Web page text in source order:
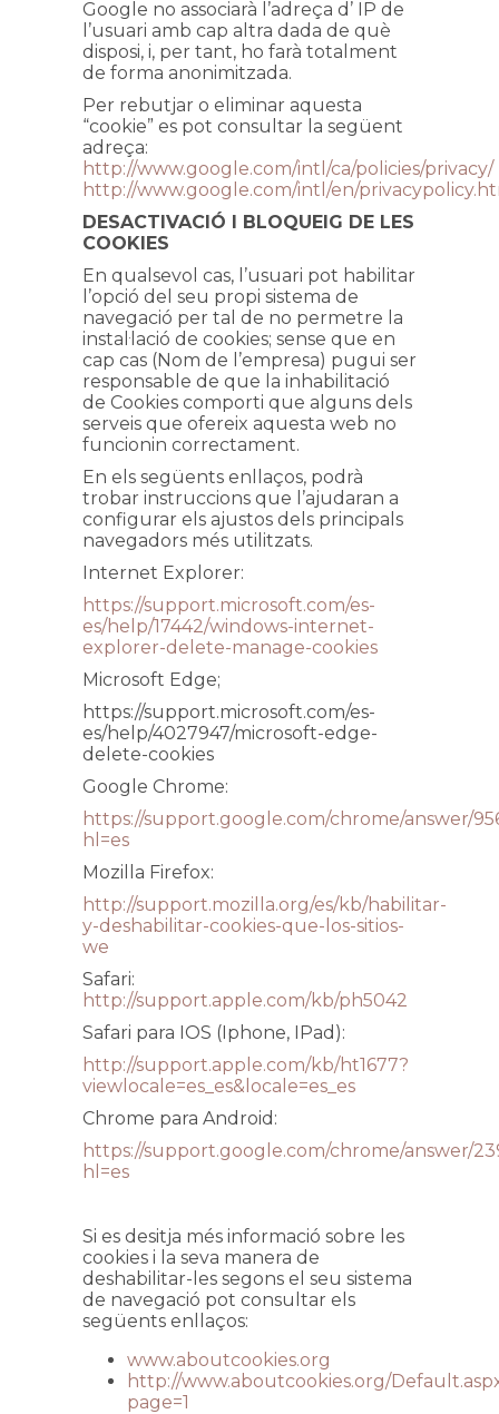
Google no associarà l’adreça d’ IP de
l’usuari amb cap altra dada de què
disposi, i, per tant, ho farà totalment
de forma anonimitzada.
Per rebutjar o eliminar aquesta
“cookie” es pot consultar la següent
adreça:
http://www.google.com/intl/ca/policies/privacy/
http://www.google.com/intl/en/
DESACTIVACIÓ I BLOQUEIG DE LES
COOKIES
En qualsevol cas, l’usuari pot habilitar
l’opció del seu propi sistema de
navegació per tal de no permetre la
instal·lació de cookies; sense que en
cap cas (Nom de l’empresa) pugui ser
responsable de que la inhabilitació
de Cookies comporti que alguns dels
serveis que ofereix aquesta web no
funcionin correctament.
En els següents enllaços, podrà
trobar instruccions que l’ajudaran a
configurar els ajustos dels principals
navegadors més utilitzats.
Internet Explorer:
https://support.microsoft.com/es-
es/help/17442/windows-internet-
explorer-delete-manage-cookies
Microsoft Edge;
https://support.microsoft.com/es-
es/help/4027947/microsoft-edge-
delete-cookies
Google Chrome:
https://support.google.com/chrome/answer/
hl=es
Mozilla Firefox:
http://support.mozilla.org/es/kb/habilitar-
y-deshabilitar-cookies-que-los-sitios-
we
Safari:
http://support.apple.com/kb/ph5042
Safari para IOS (Iphone, IPad):
http://support.apple.com/kb/ht1677?
viewlocale=es_es&locale=es_es
Chrome para Android:
https://support.google.com/chrome/answer/
hl=es
Si es desitja més informació sobre les
cookies i la seva manera de
deshabilitar-les segons el seu sistema
de navegació pot consultar els
següents enllaços:
www.aboutcookies.org
http://www.aboutcookies.org/
page=1